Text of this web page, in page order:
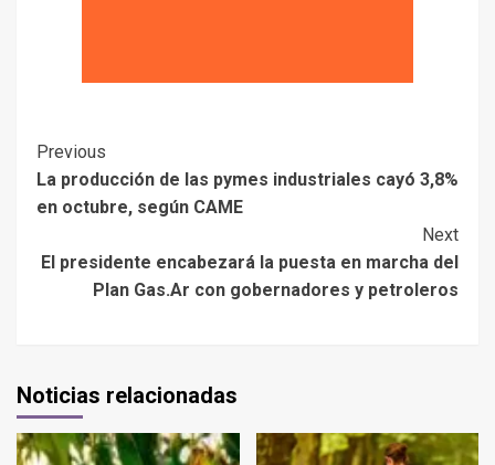
Previous
La producción de las pymes industriales cayó 3,8%
en octubre, según CAME
Next
El presidente encabezará la puesta en marcha del
Plan Gas.Ar con gobernadores y petroleros
Noticias relacionadas